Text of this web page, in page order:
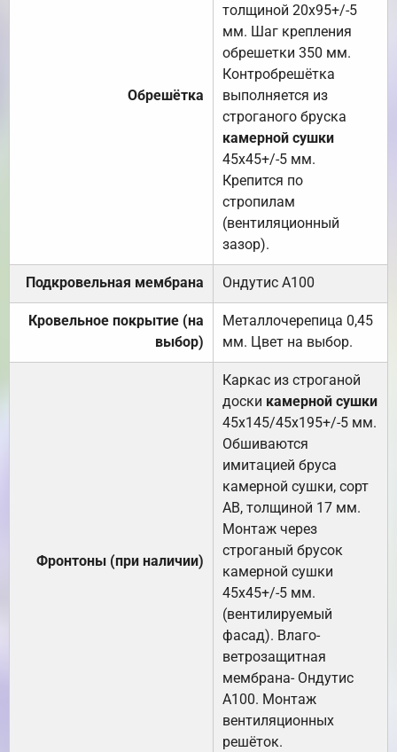
Обрешётка
толщиной 20х95+/-5
мм. Шаг крепления
обрешетки 350 мм.
Контробрешётка
выполняется из
строганого бруска
камерной сушки
45х45+/-5 мм.
Крепится по
стропилам
(вентиляционный
зазор).
Подкровельная мембрана Ондутис А100
Кровельное покрытие (на
выбор)
Металлочерепица 0,45
мм. Цвет на выбор.
Фронтоны (при наличии)
Каркас из строганой
доски камерной сушки
45х145/45х195+/-5 мм.
Обшиваются
имитацией бруса
камерной сушки, сорт
АВ, толщиной 17 мм.
Монтаж через
строганый брусок
камерной сушки
45х45+/-5 мм.
(вентилируемый
фасад). Влаго-
ветрозащитная
мембрана- Ондутис
А100. Монтаж
вентиляционных
решёток.